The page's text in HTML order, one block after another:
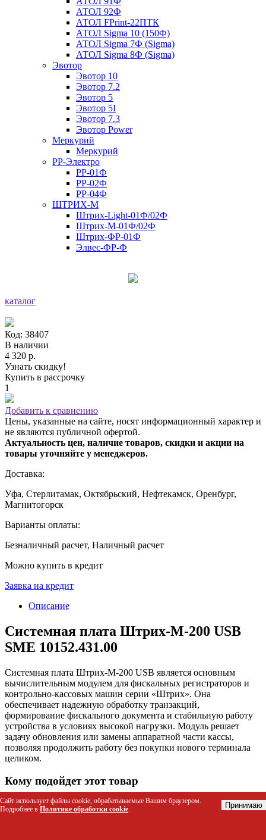
АТОЛ 92Ф
АТОЛ FPrint-22ПТК
АТОЛ Sigma 10 (150Ф)
АТОЛ Sigma 7Ф (Sigma)
АТОЛ Sigma 8Ф (Sigma)
Эвотор
Эвотор 10
Эвотор 7.2
Эвотор 5
Эвотор 5I
Эвотор 7.3
Эвотор Power
Меркурий
Меркурий
РР-Электро
РР-01Ф
РР-02Ф
РР-04Ф
ШТРИХ-М
Штрих-Light-01Ф/02Ф
Штрих-М-01Ф/02Ф
Штрих-ФР-01Ф
Элвес-ФР-Ф
каталог
Код: 38407
В наличии
4 320 р.
Узнать скидку!
Купить в рассрочку
1
Добавить к сравнению
Цены, указанные на сайте, носят информационный характер и
не являются публичной офертой.
Актуальность цен, наличие товаров, скидки и акции на
товары уточняйте у менеджеров.
Доставка:
Уфа, Стерлитамак, Октябрьский, Нефтекамск, Оренбург,
Магнитогорск
Варианты оплаты:
Безналичный расчет, Наличный расчет
Можно купить в кредит
Заявка на кредит
Описание
Системная плата Штрих-М-200 USB
SME 10152.431.00
Системная плата Штрих-М-200 USB является основным
вычислительным модулем для фискальных регистраторов и
контрольно-кассовых машин серии «Штрих». Она
обеспечивает надежную обработку транзакций,
формирование фискального документа и стабильную работу
устройства в условиях высокой нагрузки. Модуль решает
задачу обновления или замены аппаратной части кассы,
позволяя продолжить работу без покупки нового терминала
целиком.
Кому подойдет этот товар
Службы технического обслуживания кассового
оборудования (ТО)
Сайт использует файлы cookie, обрабатываемые Вашим браузером.
Подробнее в Политике обработки cookie. Принимаю